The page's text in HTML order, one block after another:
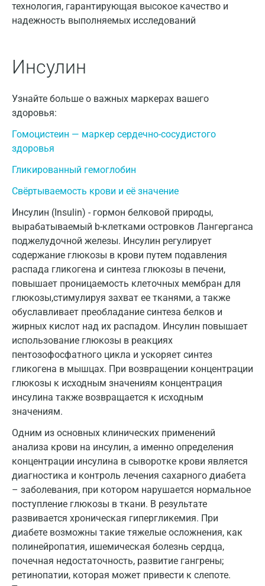
технология, гарантирующая высокое качество и
надежность выполняемых исследований
Инсулин
Узнайте больше о важных маркерах вашего
здоровья:
Гомоцистеин — маркер сердечно-сосудистого
здоровья
Гликированный гемоглобин
Свёртываемость крови и её значение
Инсулин (Insulin) - гормон белковой природы,
вырабатываемый b-клетками островков Лангерганса
поджелудочной железы. Инсулин регулирует
содержание глюкозы в крови путем подавления
распада гликогена и синтеза глюкозы в печени,
повышает проницаемость клеточных мембран для
глюкозы,стимулируя захват ее тканями, а также
обуславливает преобладание синтеза белков и
жирных кислот над их распадом. Инсулин повышает
использование глюкозы в реакциях
пентозофосфатного цикла и ускоряет синтез
гликогена в мышцах. При возвращении концентрации
глюкозы к исходным значениям концентрация
инсулина также возвращается к исходным
значениям.
Одним из основных клинических применений
анализа крови на инсулин, а именно определения
концентрации инсулина в сыворотке крови является
диагностика и контроль лечения сахарного диабета
– заболевания, при котором нарушается нормальное
поступление глюкозы в ткани. В результате
развивается хроническая гипергликемия. При
диабете возможны такие тяжелые осложнения, как
полинейропатия, ишемическая болезнь сердца,
почечная недостаточность, развитие гангрены;
ретинопатии, которая может привести к слепоте.
Волжский
Всеволожск
Гатчина
Голубое
Дзержинск
Дзержинский
Дмитров
Долгопрудный
Домодедово
Екатеринбург
Жуковский
Звенигород
Зеленоград
Ивантеевка
Истра
Йошкар-Ола
Калининград
Калуга
Кемерово
Ковров